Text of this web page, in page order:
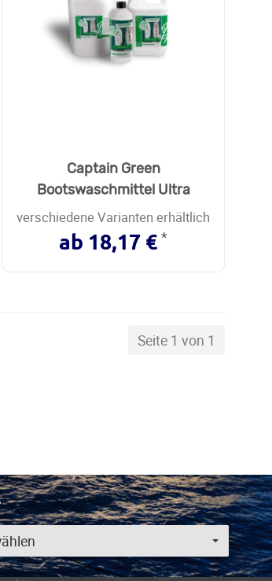
Captain Green
Bootswaschmittel Ultra
verschiedene Varianten erhältlich
ab 18,17 € *
Seite 1 von 1